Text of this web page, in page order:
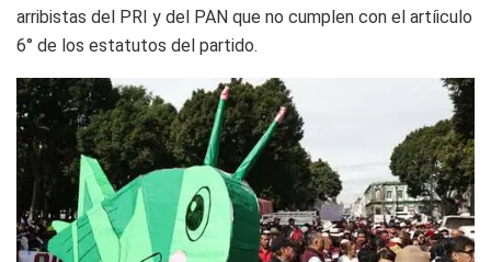
arribistas del PRI y del PAN que no cumplen con el artíiculo
6° de los estatutos del partido.